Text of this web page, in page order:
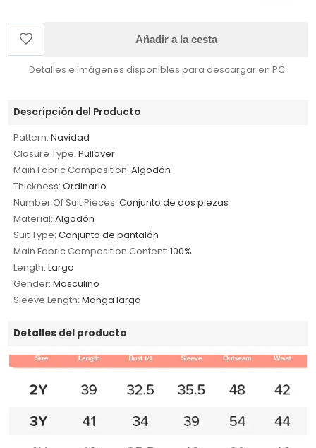
Añadir a la cesta
Detalles e imágenes disponibles para descargar en PC.
Descripción del Producto
Pattern: Navidad
Closure Type: Pullover
Main Fabric Composition: Algodón
Thickness: Ordinario
Number Of Suit Pieces: Conjunto de dos piezas
Material: Algodón
Suit Type: Conjunto de pantalón
Main Fabric Composition Content: 100%
Length: Largo
Gender: Masculino
Sleeve Length: Manga larga
Detalles del producto